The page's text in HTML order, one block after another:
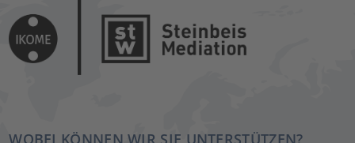
WOBEI KÖNNEN WIR SIE UNTERSTÜTZEN?